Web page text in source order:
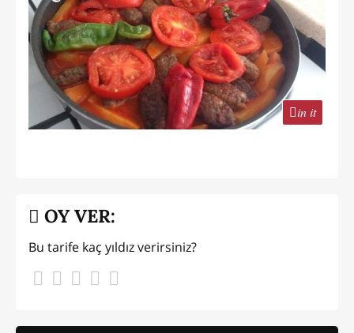
in it
OY VER:
Bu tarife kaç yıldız verirsiniz?